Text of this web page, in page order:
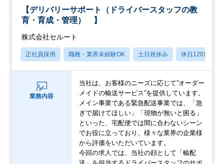
【デリバリーサポート（ドライバースタッフの教
育・育成・管理） 】
株式会社セルート
正社員採用 職種・業界未経験OK 土日祝休み 休日120日以上
業務内容
当社は、お客様のニーズに応じて”オーダー
メイドの輸送サービス”を提供しています。
メイン事業である緊急配送事業では、「急
ぎで届けてほしい」「現物が無いと困る」
といった、宅配便では間に合わないシーン
でお役に⽴っており、様々な業界の企業様
から評価をいただいています。
今回の求人では、当社の顔として「輸配